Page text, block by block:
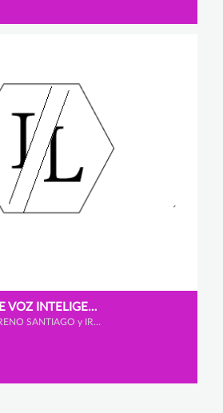
REPRODUCTOR DE VOZ INTELIGENTE
Secundaria, LUCÍA MORENO SANTIAGO y IRENE MELÉNDEZ RODRÍGUEZ